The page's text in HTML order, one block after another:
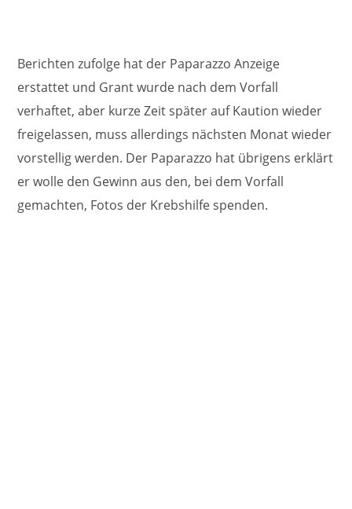
Berichten zufolge hat der Paparazzo Anzeige
erstattet und Grant wurde nach dem Vorfall
verhaftet, aber kurze Zeit später auf Kaution wieder
freigelassen, muss allerdings nächsten Monat wieder
vorstellig werden. Der Paparazzo hat übrigens erklärt
er wolle den Gewinn aus den, bei dem Vorfall
gemachten, Fotos der Krebshilfe spenden.